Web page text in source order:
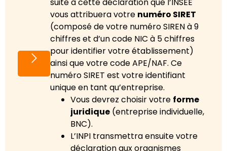
suite à cette déclaration que l’INSEE
vous attribuera votre numéro SIRET
(composé de votre numéro SIREN à 9
chiffres et d’un code NIC à 5 chiffres
pour identifier votre établissement)
ainsi que votre code APE/NAF. Ce
numéro SIRET est votre identifiant
unique en tant qu’entreprise.
Vous devrez choisir votre forme
juridique (entreprise individuelle,
BNC).
L’INPI transmettra ensuite votre
déclaration aux organismes